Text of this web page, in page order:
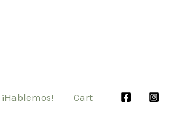
¡Hablemos! Cart